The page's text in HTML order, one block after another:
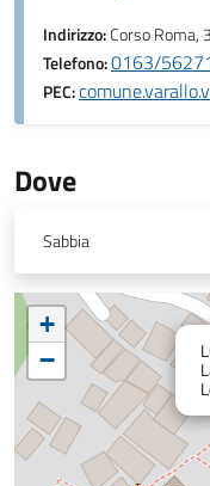
Indirizzo:Corso Roma,
Telefono:0163/
PEC:
Dove
Sabbia
+
−